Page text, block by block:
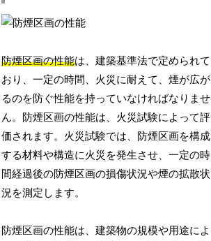
防煙区画の性能は、建築基準法で定められて
おり、一定の時間、火災に耐えて、煙が広が
るのを防ぐ性能を持っていなければなりませ
ん。防煙区画の性能は、火災試験によって評
価されます。火災試験では、防煙区画を構成
する材料や構造に火災を発生させ、一定の時
間経過後の防煙区画の損傷状況や煙の拡散状
況を測定します。
防煙区画の性能は、建築物の規模や用途によ